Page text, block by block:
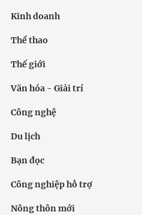
Kinh doanh
Thể thao
Thế giới
Văn hóa - Giải trí
Công nghệ
Du lịch
Bạn đọc
Công nghiệp hỗ trợ
Nông thôn mới